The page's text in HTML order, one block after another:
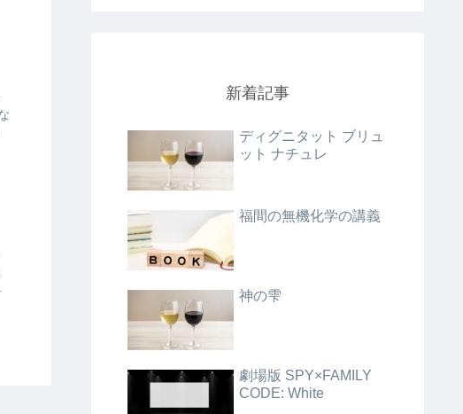
新着記事
ディグニタット ブリュ
ット ナチュレ
福間の無機化学の講義
神の雫
劇場版 SPY×FAMILY
CODE: White